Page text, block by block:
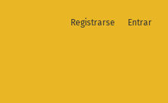
Registrarse Entrar